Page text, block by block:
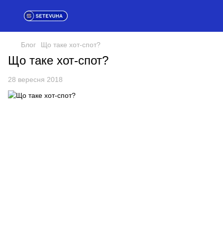
Блог Що таке хот-спот?
Що таке хот-спот?
28 вересня 2018